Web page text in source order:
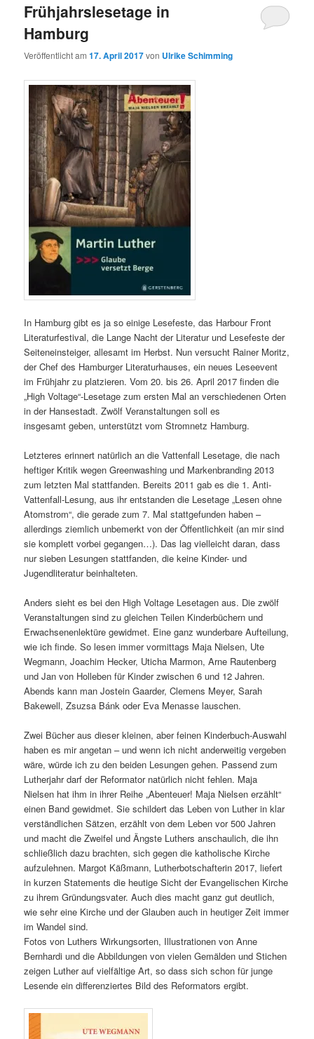
Frühjahrslesetage in
Hamburg
Veröffentlicht am17. April 2017von Ulrike Schimming
In Hamburg gibt es ja so einige Lesefeste, das Harbour Front
Literaturfestival, die Lange Nacht der Literatur und Lesefeste der
Seiteneinsteiger, allesamt im Herbst. Nun versucht Rainer Moritz,
der Chef des Hamburger Literaturhauses, ein neues Leseevent
im Frühjahr zu platzieren. Vom 20. bis 26. April 2017 finden die
„High Voltage“-Lesetage zum ersten Mal an verschiedenen Orten
in der Hansestadt. Zwölf Veranstaltungen soll es
insgesamt geben, unterstützt vom Stromnetz Hamburg.
Letzteres erinnert natürlich an die Vattenfall Lesetage, die nach
heftiger Kritik wegen Greenwashing und Markenbranding 2013
zum letzten Mal stattfanden. Bereits 2011 gab es die 1. Anti-
Vattenfall-Lesung, aus ihr entstanden die Lesetage „Lesen ohne
Atomstrom“, die gerade zum 7. Mal stattgefunden haben –
allerdings ziemlich unbemerkt von der Öffentlichkeit (an mir sind
sie komplett vorbei gegangen…). Das lag vielleicht daran, dass
nur sieben Lesungen stattfanden, die keine Kinder- und
Jugendliteratur beinhalteten.
Anders sieht es bei den High Voltage Lesetagen aus. Die zwölf
Veranstaltungen sind zu gleichen Teilen Kinderbüchern und
Erwachsenenlektüre gewidmet. Eine ganz wunderbare Aufteilung,
wie ich finde. So lesen immer vormittags Maja Nielsen, Ute
Wegmann, Joachim Hecker, Uticha Marmon, Arne Rautenberg
und Jan von Holleben für Kinder zwischen 6 und 12 Jahren.
Abends kann man Jostein Gaarder, Clemens Meyer, Sarah
Bakewell, Zsuzsa Bánk oder Eva Menasse lauschen.
Zwei Bücher aus dieser kleinen, aber feinen Kinderbuch-Auswahl
haben es mir angetan – und wenn ich nicht anderweitig vergeben
wäre, würde ich zu den beiden Lesungen gehen. Passend zum
Lutherjahr darf der Reformator natürlich nicht fehlen. Maja
Nielsen hat ihm in ihrer Reihe „Abenteuer! Maja Nielsen erzählt“
einen Band gewidmet. Sie schildert das Leben von Luther in klar
verständlichen Sätzen, erzählt von dem Leben vor 500 Jahren
und macht die Zweifel und Ängste Luthers anschaulich, die ihn
schließlich dazu brachten, sich gegen die katholische Kirche
aufzulehnen. Margot Käßmann, Lutherbotschafterin 2017, liefert
in kurzen Statements die heutige Sicht der Evangelischen Kirche
zu ihrem Gründungsvater. Auch dies macht ganz gut deutlich,
wie sehr eine Kirche und der Glauben auch in heutiger Zeit immer
im Wandel sind.
Fotos von Luthers Wirkungsorten, Illustrationen von Anne
Bernhardi und die Abbildungen von vielen Gemälden und Stichen
zeigen Luther auf vielfältige Art, so dass sich schon für junge
Lesende ein differenziertes Bild des Reformators ergibt.